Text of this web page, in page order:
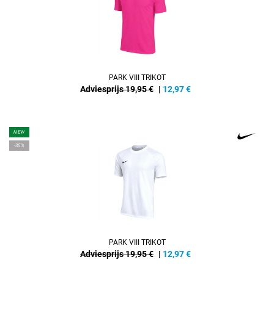
PARK VIII TRIKOT
Adviesprijs 19,95 € | 12,97€
NEW
-35%
PARK VIII TRIKOT
Adviesprijs 19,95 € | 12,97€